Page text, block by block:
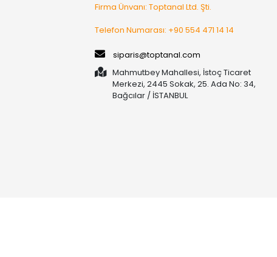
Firma Ünvanı: Toptanal Ltd. Şti.
Telefon Numarası: +90 554 471 14 14
siparis@toptanal.com
Mahmutbey Mahallesi, İstoç Ticaret
Merkezi, 2445 Sokak, 25. Ada No: 34,
Bağcılar / İSTANBUL